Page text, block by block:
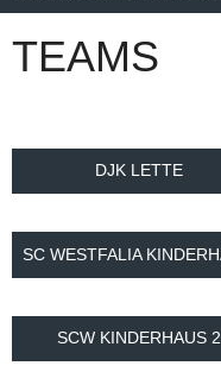
TEAMS
DJK LETTE
SCW KINDERHAUS 2